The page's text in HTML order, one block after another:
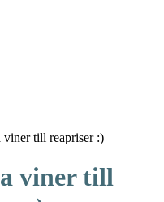
viner till reapriser :)
viner till